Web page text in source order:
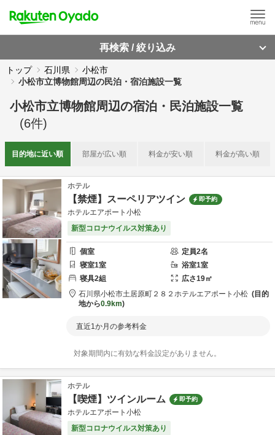
再検索 / 絞り込み
トップ 石川県
小松市
小松市立博物館周辺の民泊・宿泊施設一覧
小松市立博物館周辺の宿泊・民泊施設一覧
(6件)
目的地に近い順 部屋が広い順 料金が安い順 料金が高い順
ホテル
【禁煙】スーペリアツイン 即予約
ホテルエアポート小松
新型コロナウイルス対策あり
個室 定員2名
寝室1室 浴室1室
寝具2組 広さ19㎡
石川県小松市土居原町２８２ ホテルエアポート小松
目的
地から0.9km
直近1か月の参考料金
対象期間内に有効な料金設定がありません。
ホテル
【喫煙】ツインルーム 即予約
ホテルエアポート小松
新型コロナウイルス対策あり